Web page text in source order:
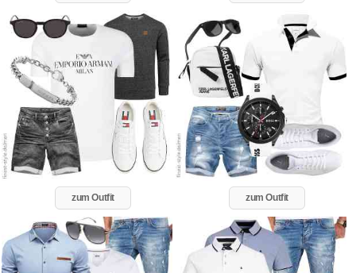
zum Outfit zum Outfit